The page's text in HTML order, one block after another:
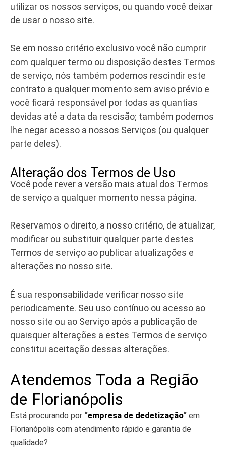
utilizar os nossos serviços, ou quando você deixar
de usar o nosso site.
Se em nosso critério exclusivo você não cumprir
com qualquer termo ou disposição destes Termos
de serviço, nós também podemos rescindir este
contrato a qualquer momento sem aviso prévio e
você ficará responsável por todas as quantias
devidas até a data da rescisão; também podemos
lhe negar acesso a nossos Serviços (ou qualquer
parte deles).
Alteração dos Termos de Uso
Você pode rever a versão mais atual dos Termos
de serviço a qualquer momento nessa página.
Reservamos o direito, a nosso critério, de atualizar,
modificar ou substituir qualquer parte destes
Termos de serviço ao publicar atualizações e
alterações no nosso site.
É sua responsabilidade verificar nosso site
periodicamente. Seu uso contínuo ou acesso ao
nosso site ou ao Serviço após a publicação de
quaisquer alterações a estes Termos de serviço
constitui aceitação dessas alterações.
Atendemos Toda a Região
de Florianópolis​
Está procurando por “empresa de dedetização“ em
Florianópolis com atendimento rápido e garantia de
qualidade?